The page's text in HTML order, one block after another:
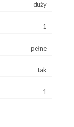
duży
1
pełne
tak
1